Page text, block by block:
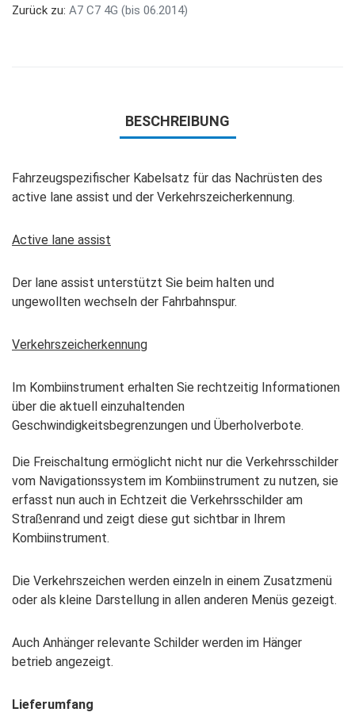
Zurück zu: A7 C7 4G (bis 06.2014)
BESCHREIBUNG
Fahrzeugspezifischer Kabelsatz für das Nachrüsten des
active lane assist und der Verkehrszeicherkennung.
Active lane assist
Der lane assist unterstützt Sie beim halten und
ungewollten wechseln der Fahrbahnspur.
Verkehrszeicherkennung
Im Kombiinstrument erhalten Sie rechtzeitig Informationen
über die aktuell einzuhaltenden
Geschwindigkeitsbegrenzungen und Überholverbote.
Die Freischaltung ermöglicht nicht nur die Verkehrsschilder
vom Navigationssystem im Kombiinstrument zu nutzen, sie
erfasst nun auch in Echtzeit die Verkehrsschilder am
Straßenrand und zeigt diese gut sichtbar in Ihrem
Kombiinstrument.
Die Verkehrszeichen werden einzeln in einem Zusatzmenü
oder als kleine Darstellung in allen anderen Menüs gezeigt.
Auch Anhänger relevante Schilder werden im Hänger
betrieb angezeigt.
Lieferumfang